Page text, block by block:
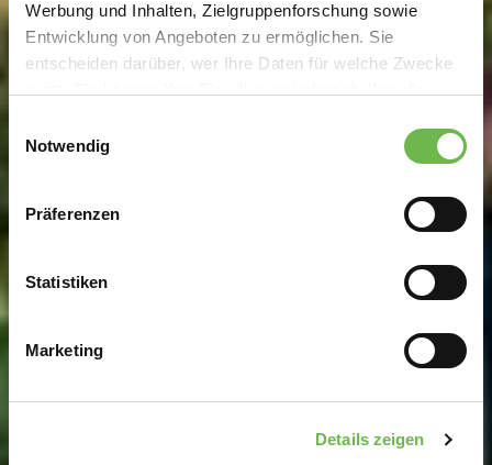
Werbung und Inhalten, Zielgruppenforschung sowie
Entwicklung von Angeboten zu ermöglichen. Sie
entscheiden darüber, wer Ihre Daten für welche Zwecke
Trigger Symbol ändern oder widerrufen
Informationen über Ihre geografische Lage
können
bestimmten Merkmalen (Fingerprinting) identifizieren
Erfahren Sie mehr darüber, wie Ihre persönlichen Daten
Notwendig
Präferenzen
Statistiken
Marketing
Details zeigen